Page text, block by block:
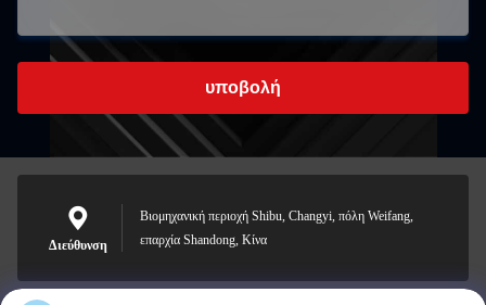
υποβολή
Διεύθυνση
Βιομηχανική περιοχή Shibu, Changyi, πόλη Weifang,
επαρχία Shandong, Κίνα